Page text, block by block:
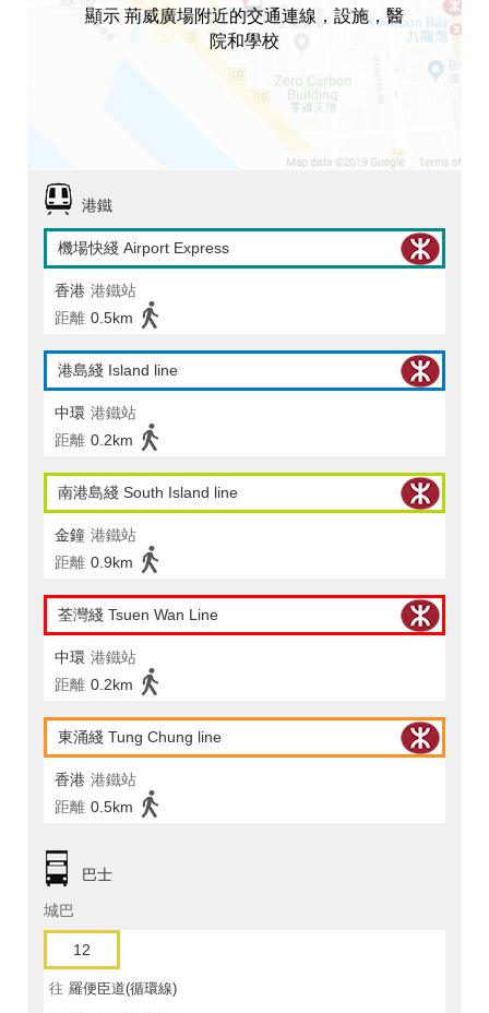
顯示 荊威廣場附近的交通連線，設施，醫
院和學校
港鐵
機場快綫 Airport Express
香港 港鐵站
距離 0.5km
港島綫 Island line
中環 港鐵站
距離 0.2km
南港島綫 South Island line
金鐘 港鐵站
距離 0.9km
荃灣綫 Tsuen Wan Line
中環 港鐵站
距離 0.2km
東涌綫 Tung Chung line
香港 港鐵站
距離 0.5km
巴士
城巴
12
往 羅便臣道(循環線)